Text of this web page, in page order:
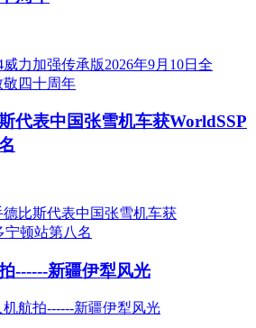
代表中国张雪机车获WorldSSP
------新疆伊犁风光